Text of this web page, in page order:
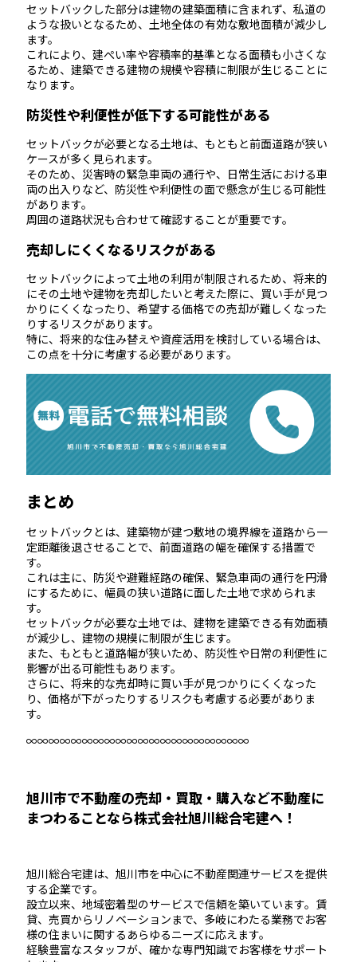
セットバックした部分は建物の建築面積に含まれず、私道の
ような扱いとなるため、土地全体の有効な敷地面積が減少し
ます。
これにより、建ぺい率や容積率的基準となる面積も小さくな
るため、建築できる建物の規模や容積に制限が生じることに
なります。
防災性や利便性が低下する可能性がある
セットバックが必要となる土地は、もともと前面道路が狭い
ケースが多く見られます。
そのため、災害時の緊急車両の通行や、日常生活における車
両の出入りなど、防災性や利便性の面で懸念が生じる可能性
があります。
周囲の道路状況も合わせて確認することが重要です。
売却しにくくなるリスクがある
セットバックによって土地の利用が制限されるため、将来的
にその土地や建物を売却したいと考えた際に、買い手が見つ
かりにくくなったり、希望する価格での売却が難しくなった
りするリスクがあります。
特に、将来的な住み替えや資産活用を検討している場合は、
この点を十分に考慮する必要があります。
まとめ
セットバックとは、建築物が建つ敷地の境界線を道路から一
定距離後退させることで、前面道路の幅を確保する措置で
す。
これは主に、防災や避難経路の確保、緊急車両の通行を円滑
にするために、幅員の狭い道路に面した土地で求められま
す。
セットバックが必要な土地では、建物を建築できる有効面積
が減少し、建物の規模に制限が生じます。
また、もともと道路幅が狭いため、防災性や日常の利便性に
影響が出る可能性もあります。
さらに、将来的な売却時に買い手が見つかりにくくなった
り、価格が下がったりするリスクも考慮する必要がありま
す。
∞∞∞∞∞∞∞∞∞∞∞∞∞∞∞∞∞∞∞∞
旭川市で不動産の売却・買取・購入など不動産に
まつわることなら株式会社旭川総合宅建へ！
旭川総合宅建は、旭川市を中心に不動産関連サービスを提供
する企業です。
設立以来、地域密着型のサービスで信頼を築いています。賃
貸、売買からリノベーションまで、多岐にわたる業務でお客
様の住まいに関するあらゆるニーズに応えます。
経験豊富なスタッフが、確かな専門知識でお客様をサポート